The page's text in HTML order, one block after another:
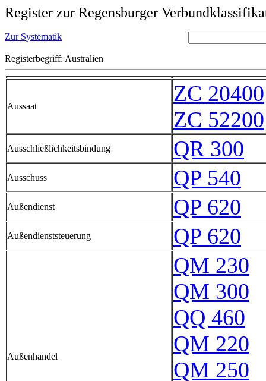
Register zur Regensburger
Zur Systematik
Registerbegriff: Australien
Aussaat
ZC 20400
ZC 52200
Ausschließlichkeitsbindung QR 300
Ausschuss QP 540
Außendienst QP 620
Außendienststeuerung QP 620
Außenhandel
QM 230
QM 300
QQ 460
QM 220
QM 250